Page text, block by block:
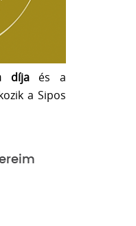
díjaés a
a Sipos